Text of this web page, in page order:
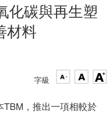
化碳與再生塑
材料
字級
，推出一項相較於